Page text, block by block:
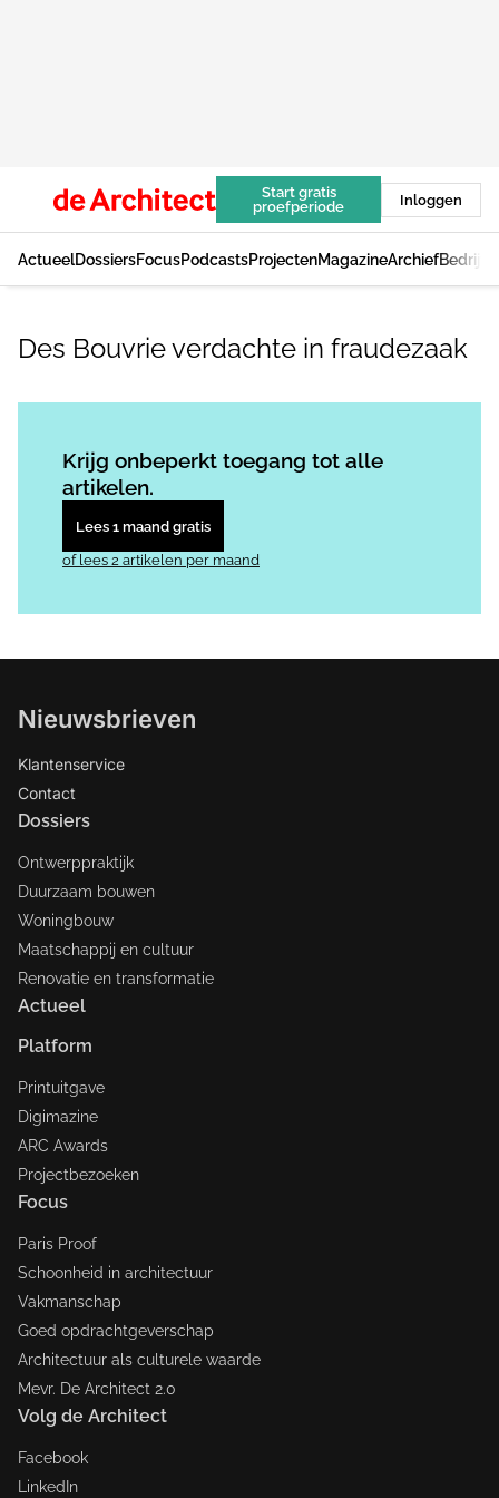
Start gratis
proefperiode
Inloggen
ActueelDossiersFocusPodcastsProjectenMagazineArchief
Des Bouvrie verdachte in fraudezaak
Krijg onbeperkt toegang tot alle
artikelen.
Lees 1 maand gratis
of lees 2 artikelen per maand
Nieuwsbrieven
Klantenservice
Contact
Dossiers
Ontwerppraktijk
Duurzaam bouwen
Woningbouw
Maatschappij en cultuur
Renovatie en transformatie
Actueel
Platform
Printuitgave
Digimazine
ARC Awards
Projectbezoeken
Focus
Paris Proof
Schoonheid in architectuur
Vakmanschap
Goed opdrachtgeverschap
Architectuur als culturele waarde
Mevr. De Architect 2.0
Volg de Architect
Facebook
LinkedIn